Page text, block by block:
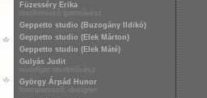
Füzesséry Erika
textiltervező iparművész
Geppetto studio (Buzogány Ildikó)
Geppetto studio (Elek Márton)
Geppetto studio (Elek Máté)
Gulyás Judit
nívódíjas textilművész
György Árpád Hunor
formatervező, designer